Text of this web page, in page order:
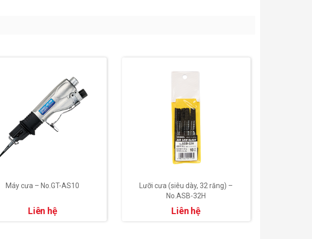
Máy cưa – No.GT-AS10
Liên hệ
Lưỡi cưa (siêu dày, 32 răng) –
No.ASB-32H
Liên hệ